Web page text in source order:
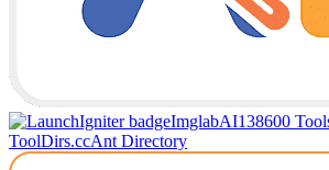
ImglabAI138600
ToolDirs.ccAnt Directory